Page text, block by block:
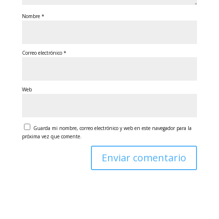
Nombre *
Correo electrónico *
Web
Guarda mi nombre, correo electrónico y web en este navegador para la
próxima vez que comente.